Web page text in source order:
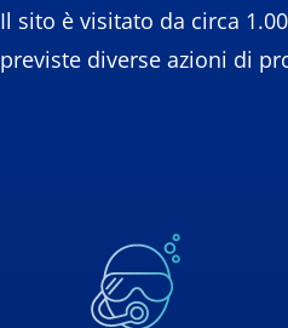
Il sito è visitato da circa
previste diverse azioni di